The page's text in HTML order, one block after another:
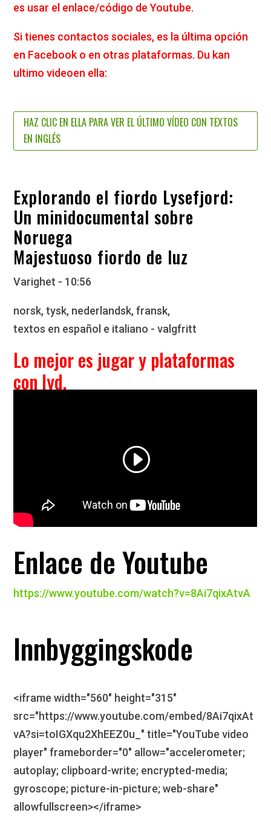
es usar el enlace/código de Youtube.
Si tienes contactos sociales, es la última opción
en Facebook o en otras plataformas. Du kan
ultimo videoen ella:
HAZ CLIC EN ELLA PARA VER EL ÚLTIMO VÍDEO CON TEXTOS
EN INGLÉS
Explorando el fiordo Lysefjord:
Un minidocumental sobre
Noruega
Majestuoso fiordo de luz
Varighet - 10:56
norsk, tysk, nederlandsk, fransk,
textos en español e italiano - valgfritt
Lo mejor es jugar y plataformas
con lyd.
Enlace de Youtube
https://www.youtube.com/watch?v=8Ai7qixAtvA
Innbyggingskode
<iframe width="560" height="315"
src="https://www.youtube.com/embed/8Ai7qixAt
vA?si=toIGXqu2XhEEZ0u_" title="YouTube video
player" frameborder="0" allow="accelerometer;
autoplay; clipboard-write; encrypted-media;
gyroscope; picture-in-picture; web-share"
allowfullscreen></iframe>